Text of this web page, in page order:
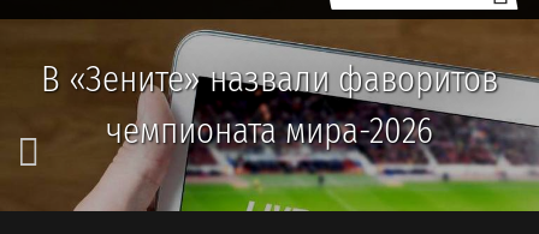
В «Зените» назвали фаворитов
чемпионата мира-2026